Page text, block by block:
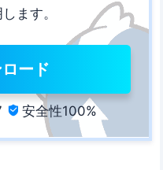
ます。
ード
 安全性100%